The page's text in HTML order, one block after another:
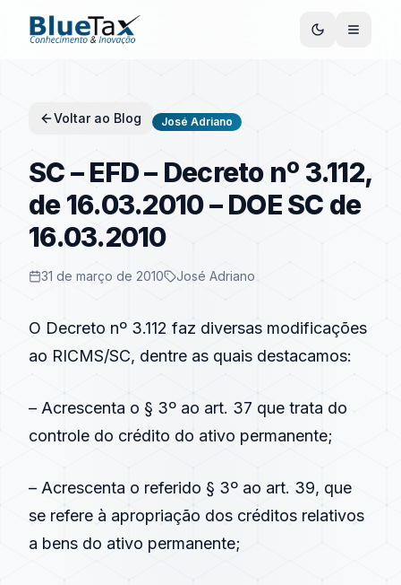
Voltar ao Blog José Adriano
SC – EFD – Decreto nº 3.112,
de 16.03.2010 – DOE SC de
16.03.2010
31 de março de 2010 José Adriano
O Decreto nº 3.112 faz diversas modificações
ao RICMS/SC, dentre as quais destacamos:
– Acrescenta o § 3º ao art. 37 que trata do
controle do crédito do ativo permanente;
– Acrescenta o referido § 3º ao art. 39, que
se refere à apropriação dos créditos relativos
a bens do ativo permanente;